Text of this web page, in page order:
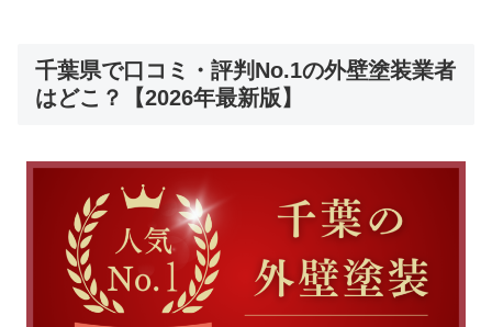
千葉県で口コミ・評判No.1の外壁塗装業者
はどこ？【2026年最新版】